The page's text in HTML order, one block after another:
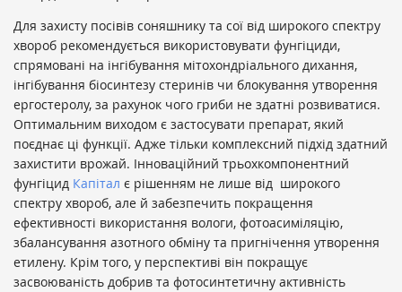
Для захисту посівів соняшнику та сої від широкого спектру
хвороб рекомендується використовувати фунгіциди,
спрямовані на інгібування мітохондріального дихання,
інгібування біосинтезу стеринів чи блокування утворення
ергостеролу, за рахунок чого гриби не здатні розвиватися.
Оптимальним виходом є застосувати препарат, який
поєднає ці функції. Адже тільки комплексний підхід здатний
захистити врожай. Інноваційний трьохкомпонентний
фунгіцид Капітал є рішенням не лише від широкого
спектру хвороб, але й забезпечить покращення
ефективності використання вологи, фотоасиміляцію,
збалансування азотного обміну та пригнічення утворення
етилену. Крім того, у перспективі він покращує
засвоюваність добрив та фотосинтетичну активність